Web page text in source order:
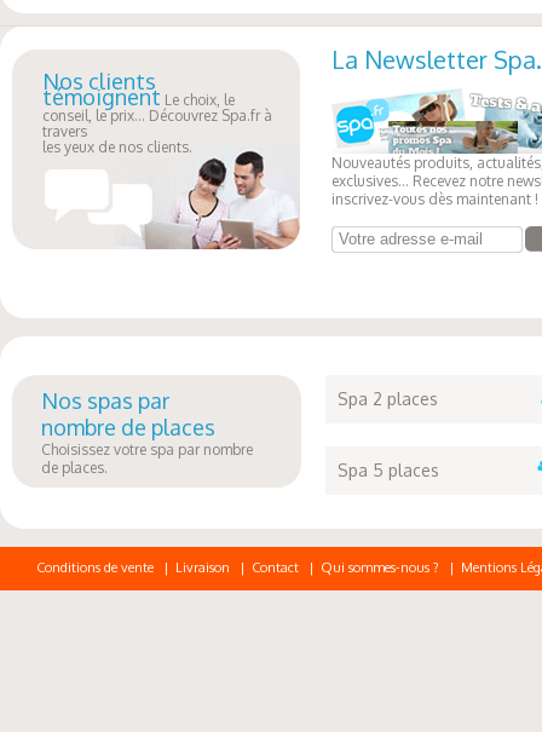
Nos clients
témoignent Le choix, le
conseil, le prix... Découvrez Spa.fr à
travers
les yeux de nos clients.
La Newsletter
Nouveautés produits,
exclusives... Recevez notre
inscrivez-vous dès maintenant !
Votre adresse e-mail
Nos spas par
nombre de places
Choisissez votre spa par nombre
de places.
Spa 2 places
Spa 5 places
Conditions de vente | Livraison | Contact | Qui sommes-nous ? | Mentions